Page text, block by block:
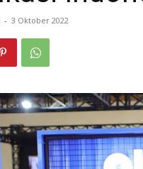
- 3 Oktober 2022